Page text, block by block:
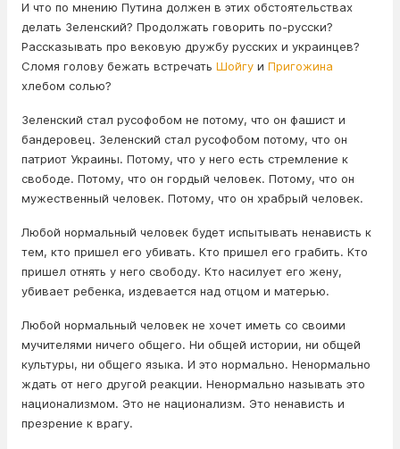
И что по мнению Путина должен в этих обстоятельствах
делать Зеленский? Продолжать говорить по-русски?
Рассказывать про вековую дружбу русских и украинцев?
Сломя голову бежать встречать Шойгу и Пригожина
хлебом солью?
Зеленский стал русофобом не потому, что он фашист и
бандеровец. Зеленский стал русофобом потому, что он
патриот Украины. Потому, что у него есть стремление к
свободе. Потому, что он гордый человек. Потому, что он
мужественный человек. Потому, что он храбрый человек.
Любой нормальный человек будет испытывать ненависть к
тем, кто пришел его убивать. Кто пришел его грабить. Кто
пришел отнять у него свободу. Кто насилует его жену,
убивает ребенка, издевается над отцом и матерью.
Любой нормальный человек не хочет иметь со своими
мучителями ничего общего. Ни общей истории, ни общей
культуры, ни общего языка. И это нормально. Ненормально
ждать от него другой реакции. Ненормально называть это
национализмом. Это не национализм. Это ненависть и
презрение к врагу.